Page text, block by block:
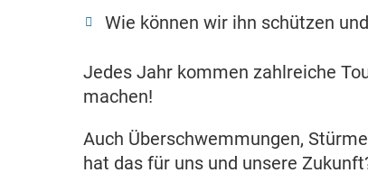
Wie können wir ihn schützen
Jedes Jahr kommen zahlreiche
machen!
Auch Überschwemmungen,
hat das für uns und unsere